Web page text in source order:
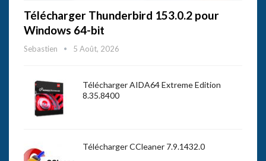
Télécharger Thunderbird 153.0.2 pour
Windows 64-bit
Sebastien 5 Août, 2026
Télécharger AIDA64 Extreme Edition
8.35.8400
Télécharger CCleaner 7.9.1432.0